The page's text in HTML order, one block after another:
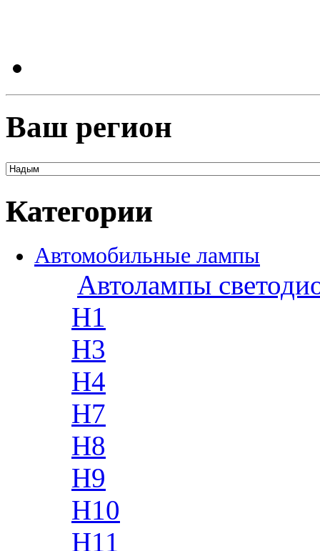
Ваш регион
Категории
Автомобильные лампы
Автолампы
H1
H3
H4
H7
H8
H9
H10
H11